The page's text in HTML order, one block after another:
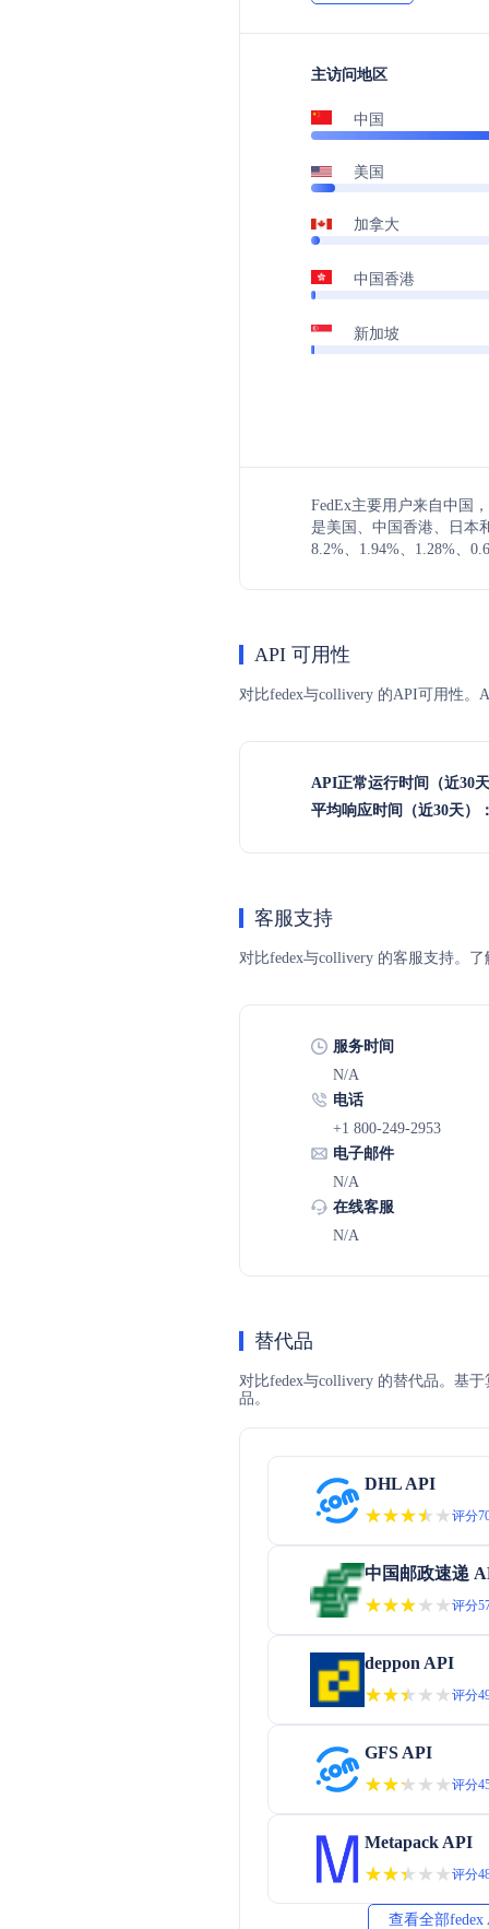
主访问地区
中国
美国
加拿大
中国香港
新加坡
FedEx主要用户来自中国
是美国、中国香港、日本
8.2%、1.94%、1.28%、
API 可用性
对比fedex与collivery 的API可用性。
API正常运行时间（近30
平均响应时间（近30天）
客服支持
对比fedex与collivery 的客服支持。
服务时间
N/A
电话
+1 800-249-2953
电子邮件
N/A
在线客服
N/A
替代品
对比fedex与collivery 的替代品。基
品。
DHL API
★★★★★
★★★★★评分
中国邮政速递
★★★★★
★★★★★评分
deppon API
★★★★★
★★★★★评分
GFS API
★★★★★
★★★★★评分
Metapack API
★★★★★
★★★★★评分
查看全部